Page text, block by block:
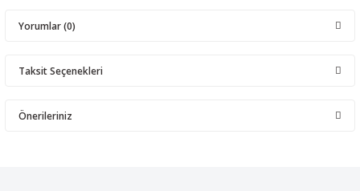
Yorumlar (0)
Taksit Seçenekleri
Önerileriniz